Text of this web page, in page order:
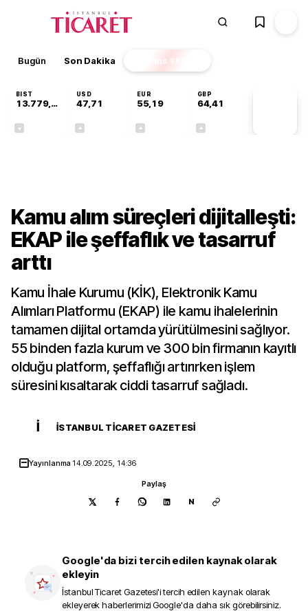
Bugün Son Dakika Finans EKSTRA
BIST
13.779,39
USD
47,71
EUR
55,19
GBP
64,41
Kamu alım süreçleri dijitalleşti:
EKAP ile şeffaflık ve tasarruf
arttı
Kamu İhale Kurumu (KİK), Elektronik Kamu
Alımları Platformu (EKAP) ile kamu ihalelerinin
tamamen dijital ortamda yürütülmesini sağlıyor.
55 binden fazla kurum ve 300 bin firmanın kayıtlı
olduğu platform, şeffaflığı artırırken işlem
süresini kısaltarak ciddi tasarruf sağladı.
İ İSTANBUL TICARET GAZETESI
Yayınlanma 14.09.2025, 14:36
Paylaş
N
Google'da bizi tercih edilen kaynak olarak
ekleyin
İstanbul Ticaret Gazetesi'i tercih edilen kaynak olarak
ekleyerek haberlerimizi Google'da daha sık görebilirsiniz.